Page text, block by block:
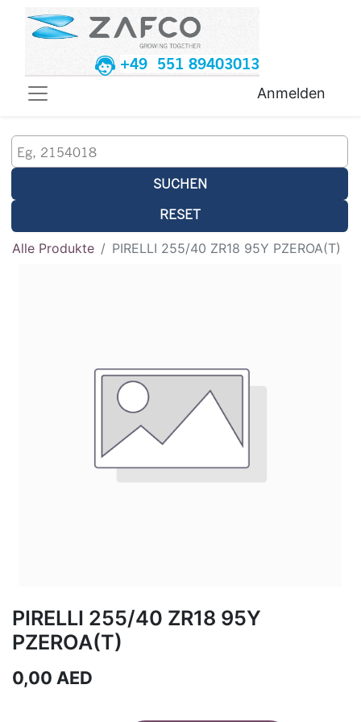
+49 551 89403013
Anmelden
SUCHEN
RESET
Alle Produkte PIRELLI 255/40 ZR18 95Y PZEROA(T)
PIRELLI 255/40 ZR18 95Y
PZEROA(T)
0,00 AED